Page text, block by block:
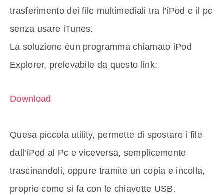
trasferimento dei file multimediali tra l’iPod e il pc
senza usare iTunes.
La soluzione èun programma chiamato iPod
Explorer, prelevabile da questo link:
Download
Quesa piccola utility, permette di spostare i file
dall’iPod al Pc e viceversa, semplicemente
trascinandoli, oppure tramite un copia e incolla,
proprio come si fa con le chiavette USB.